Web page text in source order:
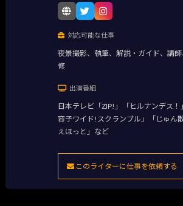
対応可能な仕事
夜景撮影、執筆、解説・ガイド、講
修
出演番組
日本テレビ「ZIP!」「ヒルナンデス
容子ワイド!スクランブル」「じゅん
えほっと」など
このライターに仕事を依頼する